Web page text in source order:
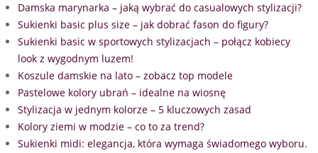
Damska marynarka – jaką wybrać do casualowych stylizacji?
Sukienki basic plus size – jak dobrać fason do figury?
Sukienki basic w sportowych stylizacjach – połącz kobiecy
look z wygodnym luzem!
Koszule damskie na lato – zobacz top modele
Pastelowe kolory ubrań – idealne na wiosnę
Stylizacja w jednym kolorze – 5 kluczowych zasad
Kolory ziemi w modzie – co to za trend?
Sukienki midi: elegancja, która wymaga świadomego wyboru.